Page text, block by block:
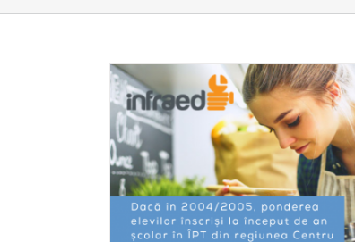
Evoluția populației
Centru
PRAI Statistici